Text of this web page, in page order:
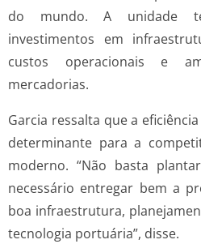
do mundo. A unidade
investimentos em
custos operacionais e
mercadorias.
Garcia ressalta que a
determinante para a
moderno. “Não basta
necessário entregar bem a
boa infraestrutura,
tecnologia portuária”, disse.